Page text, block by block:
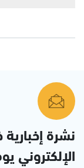
نشرة
الإلكتروني